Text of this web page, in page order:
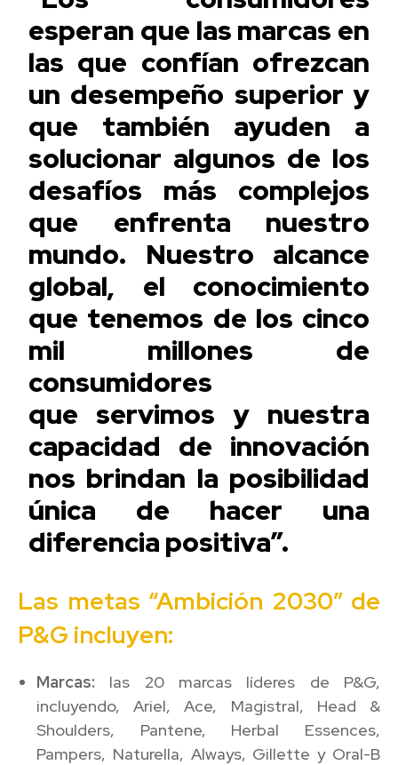
esperan que las marcas en
las que confían ofrezcan
un desempeño superior y
que también ayuden a
solucionar algunos de los
desafíos más complejos
que enfrenta nuestro
mundo. Nuestro alcance
global, el conocimiento
que tenemos de los cinco
mil millones de
consumidores
queservimos y nuestra
capacidad de innovación
nos brindan la posibilidad
única de hacer una
diferencia positiva”.
Las metas “Ambición 2030” de
P&G incluyen:
Marcas: las 20 marcas líderes de P&G,
incluyendo, Ariel, Ace, Magistral, Head &
Shoulders, Pantene, Herbal Essences,
Pampers, Naturella, Always, Gillette y Oral-B